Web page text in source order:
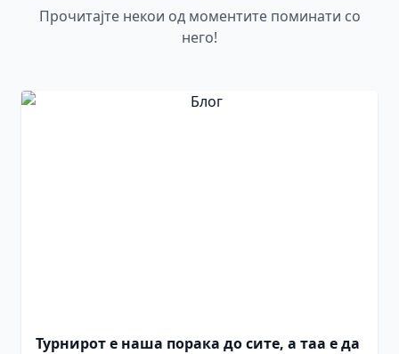
Прочитајте некои од моментите поминати со
него!
Турнирот е наша порака до сите, а таа е да